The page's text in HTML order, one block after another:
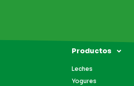
Productos
Leches
Yogures